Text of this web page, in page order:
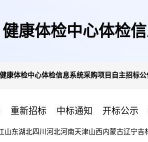
健康体检中心体检
健康体检中心体检信息系统采购项目自主招标公
重新招标 中标通知 开标公示
山东湖北四川 河北河南天津山西内蒙古辽宁吉